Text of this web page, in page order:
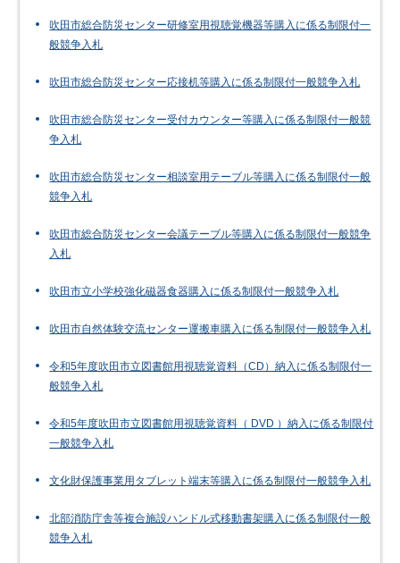
吹田市総合防災センター研修室用視聴覚機器等購入に係る制限付一
般競争入札
吹田市総合防災センター応接机等購入に係る制限付一般競争入札
吹田市総合防災センター受付カウンター等購入に係る制限付一般競
争入札
吹田市総合防災センター相談室用テーブル等購入に係る制限付一般
競争入札
吹田市総合防災センター会議テーブル等購入に係る制限付一般競争
入札
吹田市立小学校強化磁器食器購入に係る制限付一般競争入札
吹田市自然体験交流センター運搬車購入に係る制限付一般競争入札
令和5年度吹田市立図書館用視聴覚資料（CD）納入に係る制限付一
般競争入札
令和5年度吹田市立図書館用視聴覚資料（ DVD ）納入に係る制限付
一般競争入札
文化財保護事業用タブレット端末等購入に係る制限付一般競争入札
北部消防庁舎等複合施設ハンドル式移動書架購入に係る制限付一般
競争入札